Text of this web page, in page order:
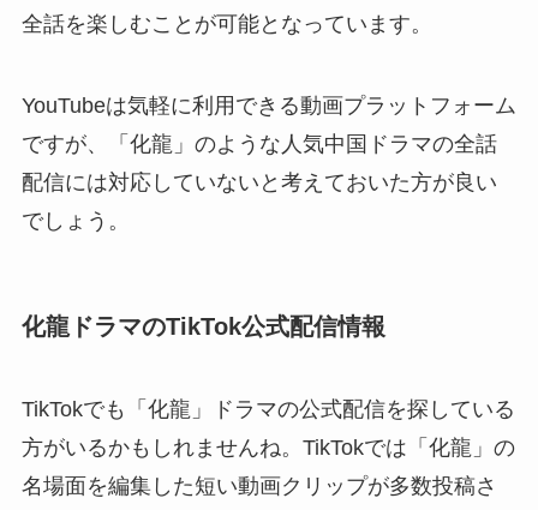
全話を楽しむことが可能となっています。
YouTubeは気軽に利用できる動画プラットフォーム
ですが、「化龍」のような人気中国ドラマの全話
配信には対応していないと考えておいた方が良い
でしょう。
化龍ドラマのTikTok公式配信情報
TikTokでも「化龍」ドラマの公式配信を探している
方がいるかもしれませんね。TikTokでは「化龍」の
名場面を編集した短い動画クリップが多数投稿さ